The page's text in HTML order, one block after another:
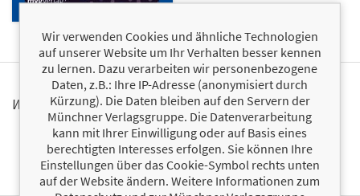
WARNHINWEIS
Trägt CE-Logo.
Wir verwenden Cookies und ähnliche Technologien
auf unserer Website um Ihr Verhalten besser kennen
zu lernen. Dazu verarbeiten wir personenbezogene
Daten, z.B.: Ihre IP-Adresse (anonymisiert durch
Kürzung). Die Daten bleiben auf den Servern der
Münchner Verlagsgruppe. Die Datenverarbeitung
kann mit Ihrer Einwilligung oder auf Basis eines
berechtigten Interesses erfolgen. Sie können Ihre
Einstellungen über das Cookie-Symbol rechts unten
auf der Website ändern. Weitere Informationen zum